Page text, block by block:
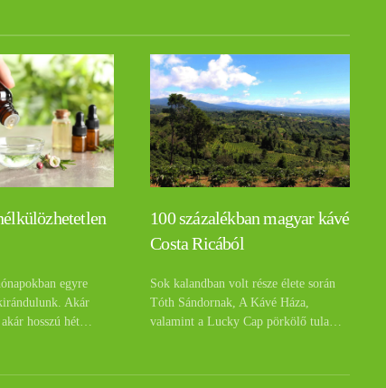
egyre
Akár
hosszú hét…
100 százalékban magyar kávé
Costa Ricából
Sok kalandban volt része élete során
Tóth Sándornak, A Kávé Háza,
valamint a Lucky Cap pörkölő tula…